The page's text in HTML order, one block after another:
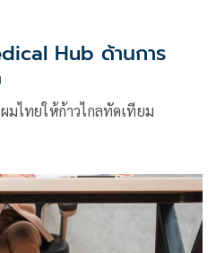
Hub ด้านการ
ไทยให้ก้าวไกลทัดเทียม